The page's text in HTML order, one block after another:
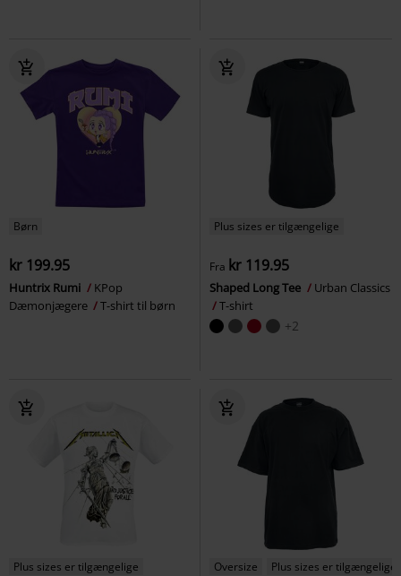
Børn
kr 199.95
Huntrix Rumi
KPop
Dæmonjægere
T-shirt til børn
Plus sizes er tilgængelige
Fra kr 119.95
Shaped Long Tee
Urban Classics
T-shirt
+2
Plus sizes er tilgængelige
Oversize Plus sizes er tilgængelige